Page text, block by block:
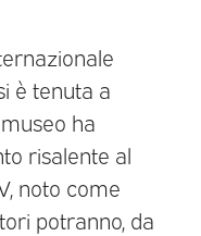
è tenuta a
ha
risalente al
noto come
potranno, da